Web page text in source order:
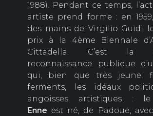
1988). Pendant ce temps,
artiste prend forme : en
des mains de Virgilio Guidi
prix à la 4ème Biennale
Cittadella. C’est la
reconnaissance publique
qui, bien que très jeune,
ferments, les idéaux
angoisses artistiques :
Enne est né, de Padoue,